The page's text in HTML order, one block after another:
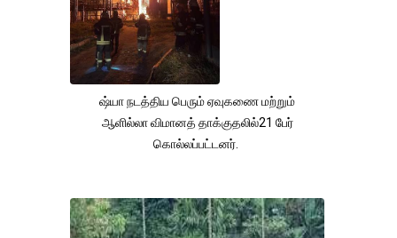
ஷ்யா நடத்திய பெரும் ஏவுகணை மற்றும்
ஆளில்லா விமானத் தாக்குதலில்21 பேர்
கொல்லப்பட்டனர்.